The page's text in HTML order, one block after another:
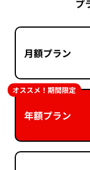
プ
月額プラン
年額プラン
オススメ！期間限定